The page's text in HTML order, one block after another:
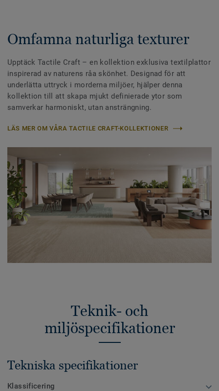
Omfamna naturliga texturer
Upptäck Tactile Craft – en kollektion exklusiva textilplattor
inspirerad av naturens råa skönhet. Designad för att
underlätta uttryck i morderna miljöer, hjälper denna
kollektion till att skapa mjukt definierade ytor som
samverkar harmoniskt, utan ansträngning.
LÄS MER OM VÅRA TACTILE CRAFT-KOLLEKTIONER
Teknik- och
miljöspecifikationer
Tekniska specifikationer
Klassificering